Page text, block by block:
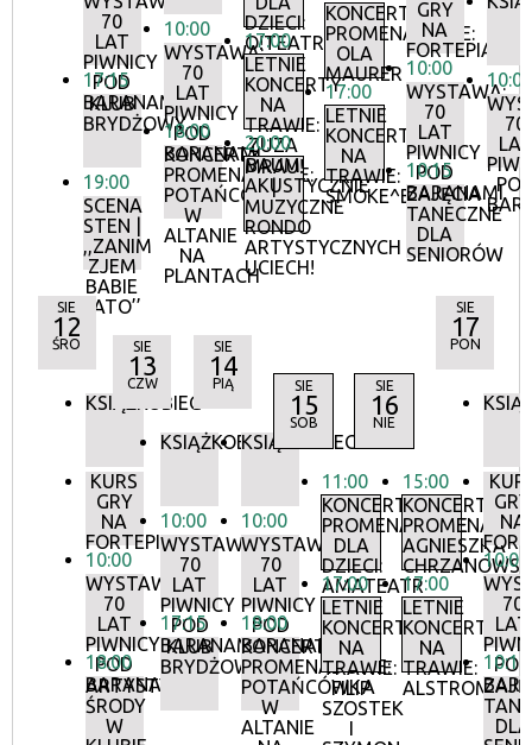
70
LAT
PIWNICY
POD
BARANAMI
17:15
KLUB
BRYDŻOWY
19:00
SCENA
STEN |
,,ZANIM
ZJEM
BABIE
LATO’’
10:00
WYSTAWA:
70
LAT
PIWNICY
POD
BARANAMI
18:00
KONCERTY
PROMENADOWE:
POTAŃCÓWKA
W
ALTANIE
NA
PLANTACH
DZIECI:
O!TEATR
17:00
LETNIE
KONCERTY
NA
TRAWIE:
ZUZA
BAUM
AKUSTYCZNIE
20:00
MRAU!
|
MUZYCZNE
RONDO
ARTYSTYCZNYCH
UCIECH!
KONCERTY
PROMENADOWE:
OLA
MAURER
17:00
LETNIE
KONCERTY
NA
TRAWIE:
SMOKE^BLUES
GRY
NA
FORTEPIANIE
10:00
WYSTAWA:
70
LAT
PIWNICY
POD
BARANAMI
10:15
ZAJĘCIA
TANECZNE
DLA
SENIORÓW
10:00
70
LAT
SIE
12
ŚRO
KSIĄŻKOBIEG
KURS
GRY
NA
FORTEPIANIE
10:00
WYSTAWA:
70
LAT
PIWNICY
POD
BARANAMI
18:00
ARTYSTYCZNE
ŚRODY
W
SIE
13
CZW
KSIĄŻKOBIEG
10:00
WYSTAWA:
70
LAT
PIWNICY
POD
BARANAMI
17:15
KLUB
BRYDŻOWY
SIE
14
PIĄ
KSIĄŻKOBIEG
10:00
WYSTAWA:
70
LAT
PIWNICY
POD
BARANAMI
18:00
KONCERTY
PROMENADOWE:
POTAŃCÓWKA
W
ALTANIE
SIE
15
SOB
11:00
KONCERTY
PROMENADOWE
DLA
DZIECI:
AMATEATR
17:00
LETNIE
KONCERTY
NA
TRAWIE:
FILIP
SZOSTEK
I
SIE
16
NIE
15:00
KONCERTY
AGNIESZKA
17:00
LETNIE
KONCERTY
NA
TRAWIE:
ALSTROMERIE
SIE
17
PON
GRY
NA
10:00
70
LAT
POD
10:15
DLA